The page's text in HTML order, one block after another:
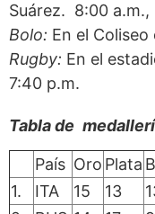
Suárez. 8:00 a.m.,
Bolo: En el
Rugby: En el
7:40 p.m.
Tabla de
País Oro Plata
1.
ITA 15 13